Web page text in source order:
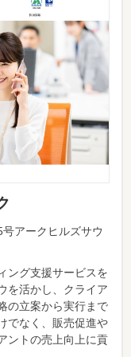
アークヒルズサウ
ング支援サービスを
を活かし、クライア
の立案から実行まで
でなく、販売促進や
ントの売上向上に貢